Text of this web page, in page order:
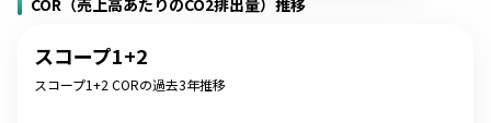
COR（売上高あたりのCO2排出量）推移
スコープ1+2
スコープ1+2 CORの過去3年推移